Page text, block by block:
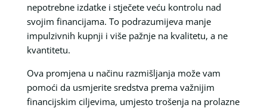
nepotrebne izdatke i stječete veću kontrolu nad
svojim financijama. To podrazumijeva manje
impulzivnih kupnji i više pažnje na kvalitetu, a ne
kvantitetu.
Ova promjena u načinu razmišljanja može vam
pomoći da usmjerite sredstva prema važnijim
financijskim ciljevima, umjesto trošenja na prolazne